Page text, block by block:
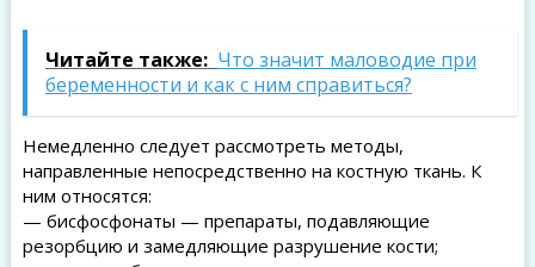
Читайте также: Что значит маловодие при
беременности и как с ним справиться?
Немедленно следует рассмотреть методы,
направленные непосредственно на костную ткань. К
ним относятся:
— бисфосфонаты — препараты, подавляющие
резорбцию и замедляющие разрушение кости;